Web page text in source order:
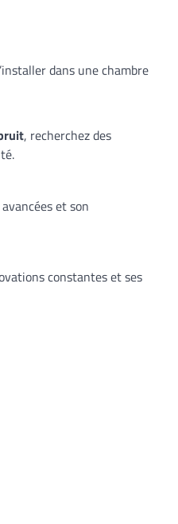
dans une chambre
, recherchez des
et son
constantes et ses